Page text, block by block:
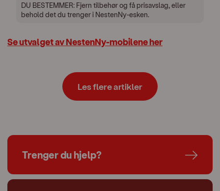
DU BESTEMMER: Fjern tilbehør og få prisavslag, eller
behold det du trenger i NestenNy-esken.
Se utvalget av NestenNy-mobilene her
Les flere artikler
Trenger du hjelp?